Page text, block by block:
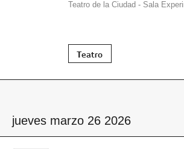
Teatro de la Ciudad - Sala
Teatro
jueves marzo 26 2026